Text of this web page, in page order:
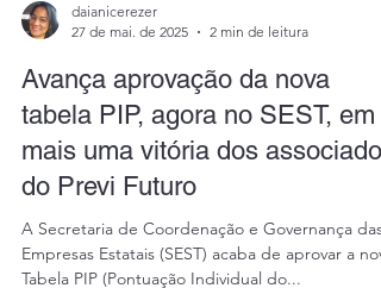
daianicerezer
27 de mai. de 2025
2 min de leitura
Avança aprovação da nova
tabela PIP, agora no SEST, em
mais uma vitória dos associados
do Previ Futuro